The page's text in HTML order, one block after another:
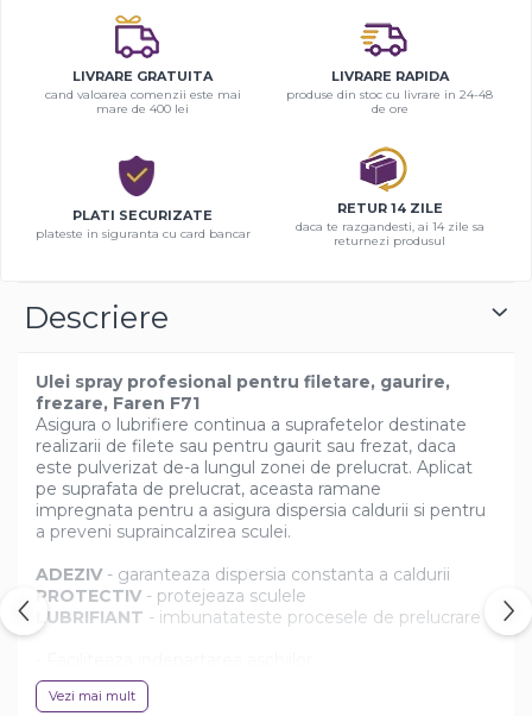
LIVRARE GRATUITA
cand valoarea comenzii este mai
mare de 400 lei
LIVRARE RAPIDA
produse din stoc cu livrare in 24-48
de ore
PLATI SECURIZATE
plateste in siguranta cu card bancar
RETUR 14 ZILE
daca te razgandesti, ai 14 zile sa
returnezi produsul
Descriere
Ulei spray profesional pentru filetare, gaurire,
frezare, Faren F71
Asigura o lubrifiere continua a suprafetelor destinate
realizarii de filete sau pentru gaurit sau frezat, daca
este pulverizat de-a lungul zonei de prelucrat. Aplicat
pe suprafata de prelucrat, aceasta ramane
impregnata pentru a asigura dispersia caldurii si pentru
a preveni supraincalzirea sculei.
ADEZIV - garanteaza dispersia constanta a caldurii
PROTECTIV - protejeaza sculele
LUBRIFIANT - imbunatateste procesele de prelucrare
- Permite lucrul in orice pozitie
- Mentine viteza mare de taiere
Vezi mai mult